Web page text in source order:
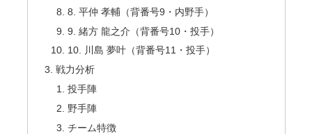
8. 平仲 孝輔（背番号9・内野手）
9. 緒方 龍之介（背番号10・投手）
10. 川島 夢叶（背番号11・投手）
戦力分析
投手陣
野手陣
チーム特徴